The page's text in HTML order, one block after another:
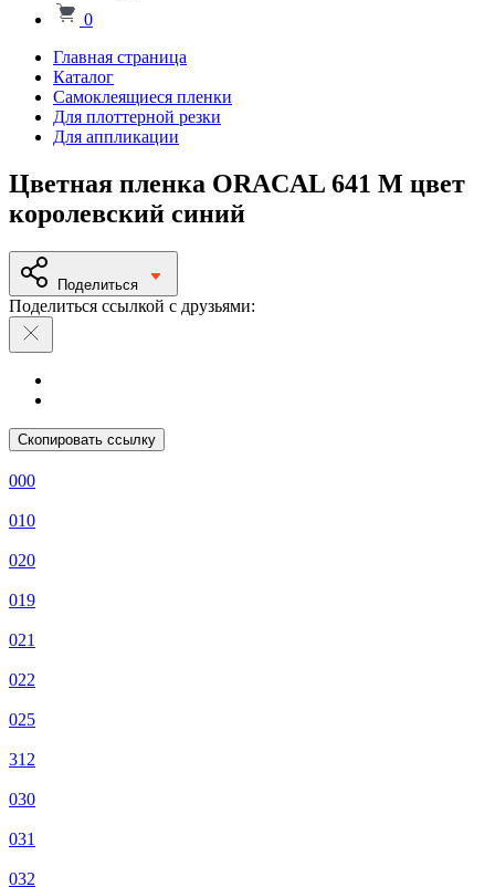
0
Главная страница
Каталог
Самоклеящиеся пленки
Для плоттерной резки
Для аппликации
Цветная пленка ORACAL 641 M цвет
королевский синий
Поделиться
Поделиться ссылкой с друзьями:
Скопировать ссылку
000
010
020
019
021
022
025
312
030
031
032